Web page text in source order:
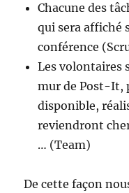
Chacune des
qui sera affiché
conférence
Les volontaires
mur de Post-It,
disponible,
reviendront
… (Team)
De cette façon